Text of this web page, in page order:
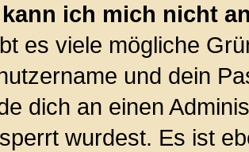
ich mich nicht
es viele mögliche
und dein
dich an einen
wurdest. Es ist